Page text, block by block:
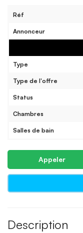
Réf
Annonceur
Type
Type de l'offre
Status
Chambres
Salles de bain
Appeler
Description